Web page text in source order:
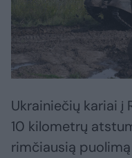
Ukrainiečių kariai į
10 kilometrų
rimčiausią